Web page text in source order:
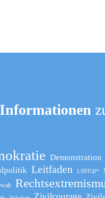
Informationen
Demonstration
Leitfaden LSBTQI*